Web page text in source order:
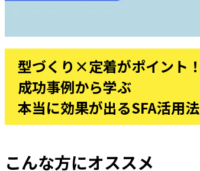
型づくり×定着がポイント！
成功事例から学ぶ
本当に効果が出るSFA活用法
こんな方にオススメ